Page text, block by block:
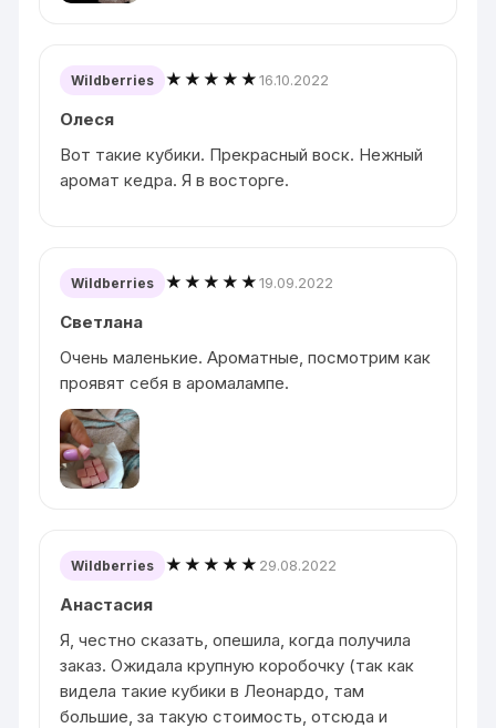
Wildberries ★★★★★16.10.2022
Олеся
Вот такие кубики. Прекрасный воск. Нежный
аромат кедра. Я в восторге.
Wildberries ★★★★★19.09.2022
Светлана
Очень маленькие. Ароматные, посмотрим как
проявят себя в аромалампе.
Wildberries ★★★★★ 29.08.2022
Анастасия
Я, честно сказать, опешила, когда получила
заказ. Ожидала крупную коробочку (так как
видела такие кубики в Леонардо, там
большие, за такую стоимость, отсюда и